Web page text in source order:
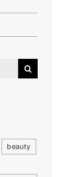
beauty